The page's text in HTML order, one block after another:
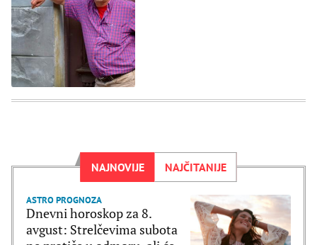
NAJNOVIJE NAJČITANIJE
ASTRO PROGNOZA
Dnevni horoskop za 8.
avgust: Strelčevima subota